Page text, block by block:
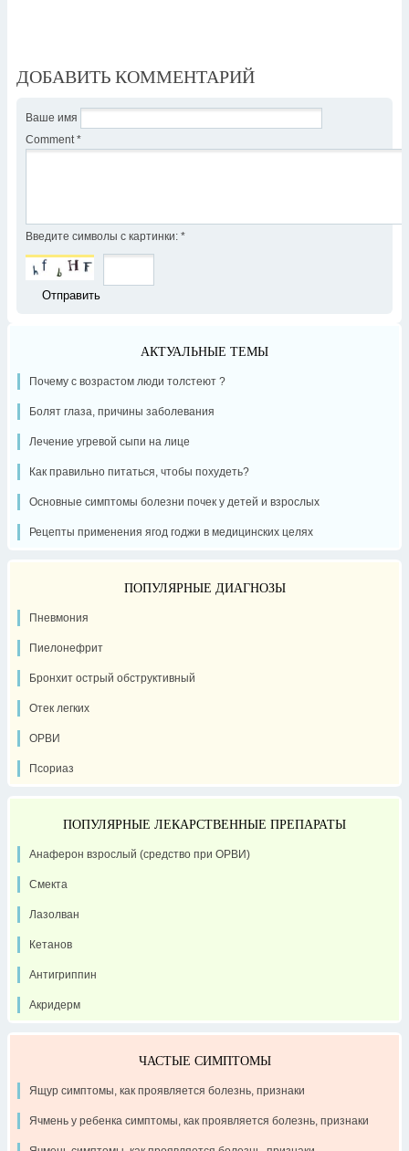
ДОБАВИТЬ КОММЕНТАРИЙ
Ваше имя
Comment *
Введите символы с картинки: *
АКТУАЛЬНЫЕ ТЕМЫ
Почему с возрастом люди толстеют ?
Болят глаза, причины заболевания
Лечение угревой сыпи на лице
Как правильно питаться, чтобы похудеть?
Основные симптомы болезни почек у детей и взрослых
Рецепты применения ягод годжи в медицинских целях
ПОПУЛЯРНЫЕ ДИАГНОЗЫ
Пневмония
Пиелонефрит
Бронхит острый обструктивный
Отек легких
ОРВИ
Псориаз
ПОПУЛЯРНЫЕ ЛЕКАРСТВЕННЫЕ ПРЕПАРАТЫ
Анаферон взрослый (средство при ОРВИ)
Смекта
Лазолван
Кетанов
Антигриппин
Акридерм
ЧАСТЫЕ СИМПТОМЫ
Ящур симптомы, как проявляется болезнь, признаки
Ячмень у ребенка симптомы, как проявляется болезнь, признаки